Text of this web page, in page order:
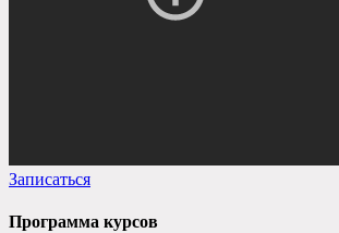
Записаться
Программа курсов